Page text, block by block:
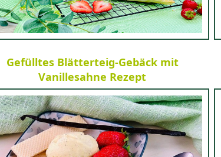
Gefülltes Blätterteig-Gebäck mit
Vanillesahne Rezept